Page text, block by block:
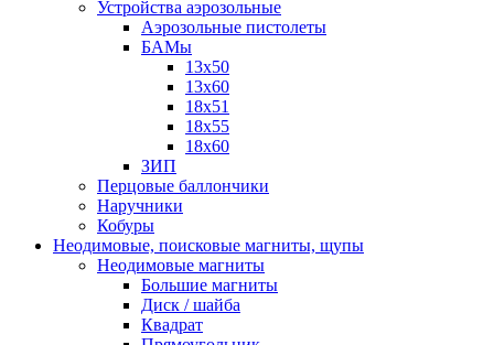
Устройства аэрозольные
Аэрозольные пистолеты
БАМы
13х50
13х60
18х51
18х55
18х60
ЗИП
Перцовые баллончики
Наручники
Кобуры
Неодимовые, поисковые магниты, щупы
Неодимовые магниты
Большие магниты
Диск / шайба
Квадрат